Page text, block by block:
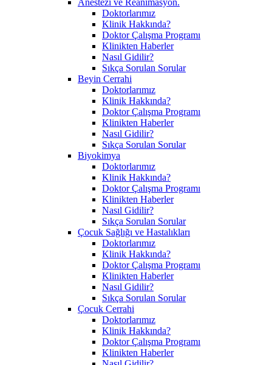
Doktorlarımız
Klinik Hakkında?
Doktor Çalışma Programı
Klinikten Haberler
Nasıl Gidilir?
Sıkça Sorulan Sorular
Beyin Cerrahi
Doktorlarımız
Klinik Hakkında?
Doktor Çalışma Programı
Klinikten Haberler
Nasıl Gidilir?
Sıkça Sorulan Sorular
Biyokimya
Doktorlarımız
Klinik Hakkında?
Doktor Çalışma Programı
Klinikten Haberler
Nasıl Gidilir?
Sıkça Sorulan Sorular
Çocuk Sağlığı ve Hastalıkları
Doktorlarımız
Klinik Hakkında?
Doktor Çalışma Programı
Klinikten Haberler
Nasıl Gidilir?
Sıkça Sorulan Sorular
Çocuk Cerrahi
Doktorlarımız
Klinik Hakkında?
Doktor Çalışma Programı
Klinikten Haberler